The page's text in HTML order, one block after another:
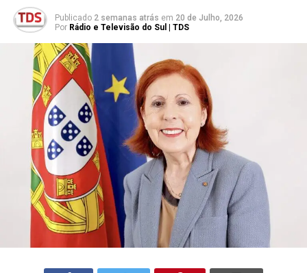
Publicado 2 semanas atrás em 20 de Julho, 2026
Por Rádio e Televisão do Sul | TDS